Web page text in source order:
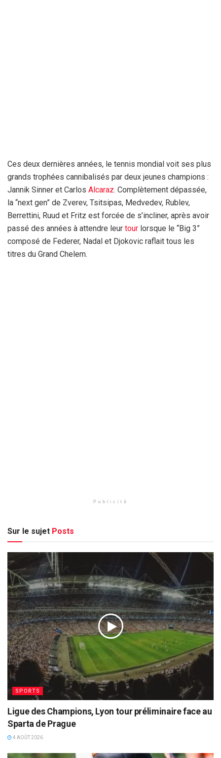
Ces deux dernières années, le tennis mondial voit ses plus
grands trophées cannibalisés par deux jeunes champions :
Jannik Sinner et Carlos Alcaraz. Complètement dépassée,
la “next gen” de Zverev, Tsitsipas, Medvedev, Rublev,
Berrettini, Ruud et Fritz est forcée de s’incliner, après avoir
passé des années à attendre leur tour lorsque le “Big 3”
composé de Federer, Nadal et Djokovic raflait tous les
titres du Grand Chelem.
Publicité
Sur le sujet Posts
SPORTS
Ligue des Champions, Lyon tour préliminaire face au
Sparta de Prague
4 AOÛT 2026